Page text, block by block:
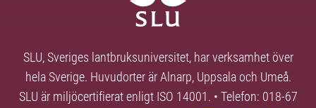
SLU, Sveriges lantbruksuniversitet, har verksamhet över
hela Sverige. Huvudorter är Alnarp, Uppsala och Umeå.
SLU är miljöcertifierat enligt ISO 14001. • Telefon: 018-67